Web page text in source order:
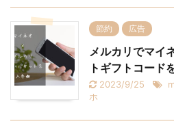
節約 広告
メルカリでマイ
トギフトコード
2023/9/25
ホ